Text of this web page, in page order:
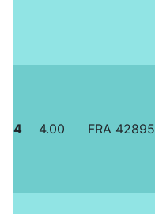
4 4.00 FRA 42895